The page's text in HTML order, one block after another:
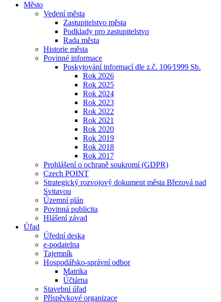
Město
Vedení města
Zastupitelstvo města
Podklady pro zastupitelstvo
Rada města
Historie města
Povinné informace
Poskytování informací dle z.č. 106⁄1999 Sb.
Rok 2026
Rok 2025
Rok 2024
Rok 2023
Rok 2022
Rok 2021
Rok 2020
Rok 2019
Rok 2018
Rok 2017
Prohlášení o ochraně soukromí (GDPR)
Czech POINT
Strategický rozvojový dokument města Březová nad
Svitavou
Územní plán
Povinná publicita
Hlášení závad
Úřad
Úřední deska
e-podatelna
Tajemník
Hospodářsko-správní odbor
Matrika
Účtárna
Stavební úřad
Příspěvkové organizace